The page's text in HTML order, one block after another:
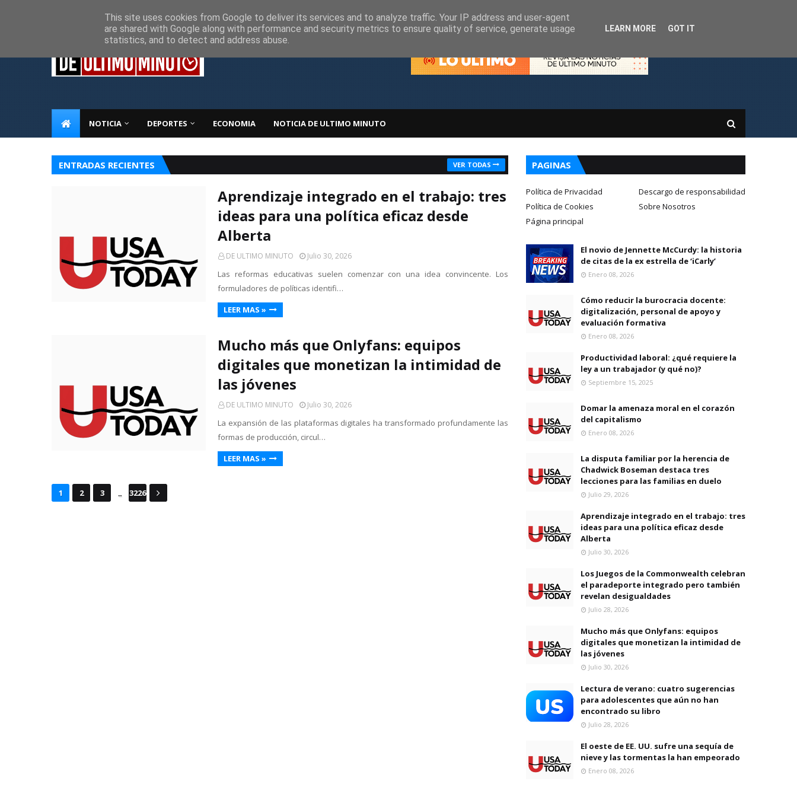
NOTICIA DEPORTES ECONOMIA NOTICIA DE ULTIMO MINUTO
ENTRADAS RECIENTES VER TODAS
Aprendizaje integrado en el trabajo: tres
ideas para una política eficaz desde
Alberta
DE ULTIMO MINUTO Julio 30, 2026
Las reformas educativas suelen comenzar con una idea convincente. Los
formuladores de políticas identifi…
LEER MAS »
Mucho más que Onlyfans: equipos
digitales que monetizan la intimidad de
las jóvenes
DE ULTIMO MINUTO Julio 30, 2026
La expansión de las plataformas digitales ha transformado profundamente las
formas de producción, circul…
LEER MAS »
1 2 3 ... 3226
PAGINAS
Política de Privacidad
Descargo de responsabilidad
Política de Cookies
Sobre Nosotros
Página principal
El novio de Jennette McCurdy: la historia
de citas de la ex estrella de ‘iCarly’
Enero 08, 2026
Cómo reducir la burocracia docente:
digitalización, personal de apoyo y
evaluación formativa
Enero 08, 2026
Productividad laboral: ¿qué requiere la
ley a un trabajador (y qué no)?
Septiembre 15, 2025
Domar la amenaza moral en el corazón
del capitalismo
Enero 08, 2026
La disputa familiar por la herencia de
Chadwick Boseman destaca tres
lecciones para las familias en duelo
Julio 29, 2026
Aprendizaje integrado en el trabajo: tres
ideas para una política eficaz desde
Alberta
Julio 30, 2026
Los Juegos de la Commonwealth celebran
el paradeporte integrado pero también
revelan desigualdades
Julio 28, 2026
Mucho más que Onlyfans: equipos
digitales que monetizan la intimidad de
las jóvenes
Julio 30, 2026
Lectura de verano: cuatro sugerencias
para adolescentes que aún no han
encontrado su libro
Julio 28, 2026
El oeste de EE. UU. sufre una sequía de
nieve y las tormentas la han empeorado
Enero 08, 2026
This site uses cookies from Google to deliver its services and to analyze traffic. Your IP address and user-agent
are shared with Google along with performance and security metrics to ensure quality of service, generate usage
statistics, and to detect and address abuse.
LEARN MORE GOT IT